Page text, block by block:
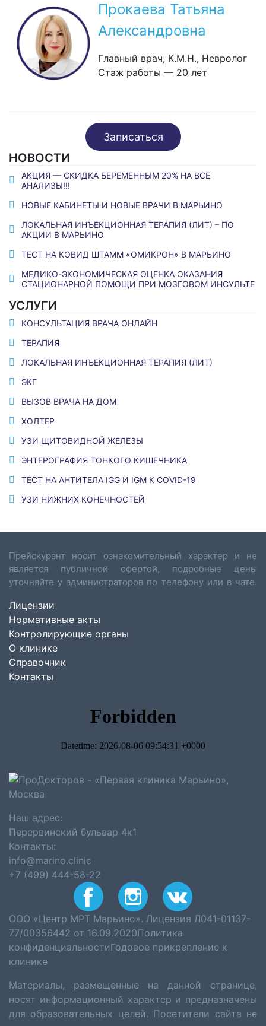
Прокаева Татьяна
Александровна
Главный врач, К.М.Н., Невролог
Стаж работы — 20 лет
Записаться
НОВОСТИ
АКЦИЯ — СКИДКА БЕРЕМЕННЫМ 20% НА ВСЕ
АНАЛИЗЫ!!!
НОВЫЕ КАБИНЕТЫ И НОВЫЕ ВРАЧИ В МАРЬИНО
ЛОКАЛЬНАЯ ИНЪЕКЦИОННАЯ ТЕРАПИЯ (ЛИТ) – ПО
АКЦИИ В МАРЬИНО
ТЕСТ НА КОВИД ШТАММ «ОМИКРОН» В МАРЬИНО
МЕДИКО-ЭКОНОМИЧЕСКАЯ ОЦЕНКА ОКАЗАНИЯ
СТАЦИОНАРНОЙ ПОМОЩИ ПРИ МОЗГОВОМ ИНСУЛЬТЕ
УСЛУГИ
КОНСУЛЬТАЦИЯ ВРАЧА ОНЛАЙН
ТЕРАПИЯ
ЛОКАЛЬНАЯ ИНЪЕКЦИОННАЯ ТЕРАПИЯ (ЛИТ)
ЭКГ
ВЫЗОВ ВРАЧА НА ДОМ
ХОЛТЕР
УЗИ ЩИТОВИДНОЙ ЖЕЛЕЗЫ
ЭНТЕРОГРАФИЯ ТОНКОГО КИШЕЧНИКА
ТЕСТ НА АНТИТЕЛА IGG И IGM К COVID-19
УЗИ НИЖНИХ КОНЕЧНОСТЕЙ
Прейскурант носит ознакомительный характер и не
является публичной офертой, подробные цены
уточняйте у администраторов по телефону или в чате.
Лицензии
Нормативные акты
Контролирующие органы
О клинике
Справочник
Контакты
Наш адрес:
Перервинский бульвар 4к1
Контакты:
info@marino.clinic
+7 (499) 444-58-22
ООО «Центр МРТ Марьино». Лицензия Л041-01137-
77/00356442 от 16.09.2020Политика
конфиденциальностиГодовое прикрепление к
клинике
Материалы, размещенные на данной странице,
носят информационный характер и предназначены
для образовательных целей. Посетители сайта не